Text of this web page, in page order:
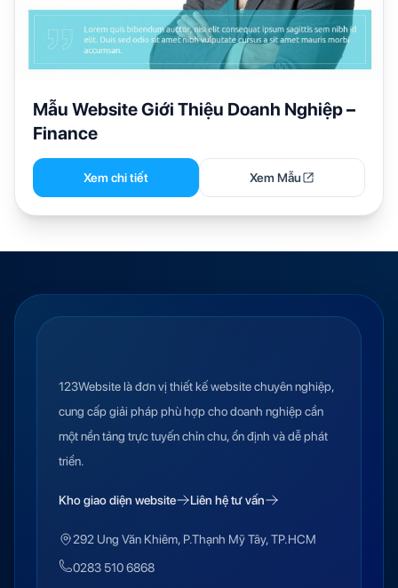
Mẫu Website Giới Thiệu Doanh Nghiệp –
Finance
Xem chi tiết Xem Mẫu
123Website là đơn vị thiết kế website chuyên nghiệp,
cung cấp giải pháp phù hợp cho doanh nghiệp cần
một nền tảng trực tuyến chỉn chu, ổn định và dễ phát
triển.
Kho giao diện website Liên hệ tư vấn
292 Ung Văn Khiêm, P.Thạnh Mỹ Tây, TP.HCM
0283 510 6868